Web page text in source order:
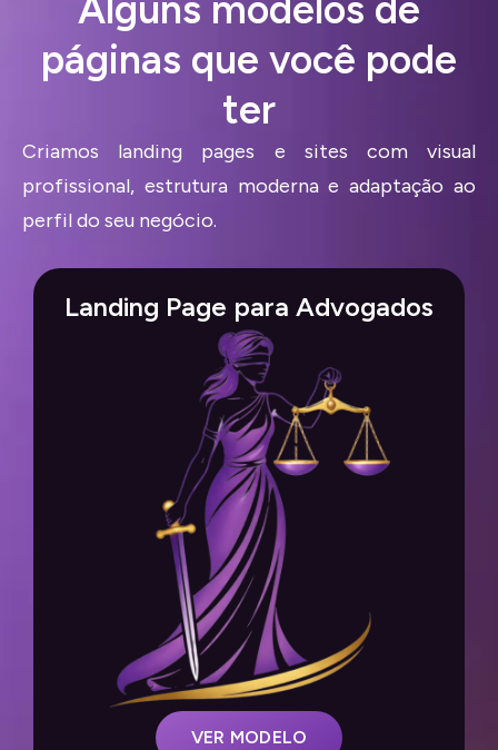
páginas que você pode
ter
Criamos landing pages e sites com visual
profissional, estrutura moderna e adaptação ao
perfil do seu negócio.
Landing Page para Advogados
VER MODELO